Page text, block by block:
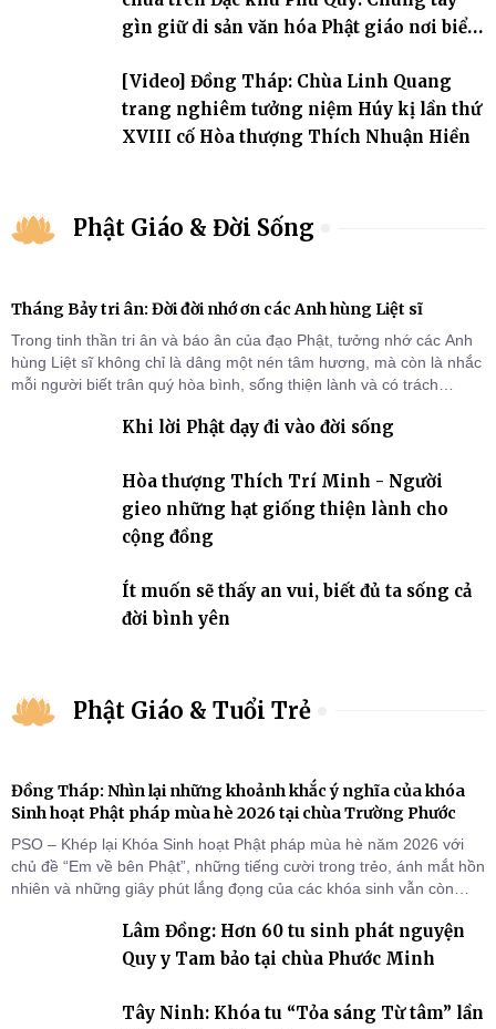
gìn giữ di sản văn hóa Phật giáo nơi biển
[Video] Đồng Tháp: Chùa Linh Quang
trang nghiêm tưởng niệm Húy kị lần thứ
XVIII cố Hòa thượng Thích Nhuận Hiền
Phật Giáo & Đời Sống
Tháng Bảy tri ân: Đời đời nhớ ơn các Anh hùng Liệt sĩ
Trong tinh thần tri ân và báo ân của đạo Phật, tưởng nhớ các Anh
hùng Liệt sĩ không chỉ là dâng một nén tâm hương, mà còn là nhắc
mỗi người biết trân quý hòa bình, sống thiện lành và có trách
Khi lời Phật dạy đi vào đời sống
Hòa thượng Thích Trí Minh - Người
gieo những hạt giống thiện lành cho
cộng đồng
Ít muốn sẽ thấy an vui, biết đủ ta sống cả
đời bình yên
Phật Giáo & Tuổi Trẻ
Đồng Tháp: Nhìn lại những khoảnh khắc ý nghĩa của khóa
Sinh hoạt Phật pháp mùa hè 2026 tại chùa Trường Phước
PSO – Khép lại Khóa Sinh hoạt Phật pháp mùa hè năm 2026 với
chủ đề “Em về bên Phật”, những tiếng cười trong trẻo, ánh mắt hồn
nhiên và những giây phút lắng đọng của các khóa sinh vẫn còn
Tháp). Những tuần tu học ngắn ngủi nhưng đã trở thành hành
trang quý báu, gieo những hạt giống thiện l
Lâm Đồng: Hơn 60 tu sinh phát nguyện
Quy y Tam bảo tại chùa Phước Minh
Tây Ninh: Khóa tu “Tỏa sáng Từ tâm” lần